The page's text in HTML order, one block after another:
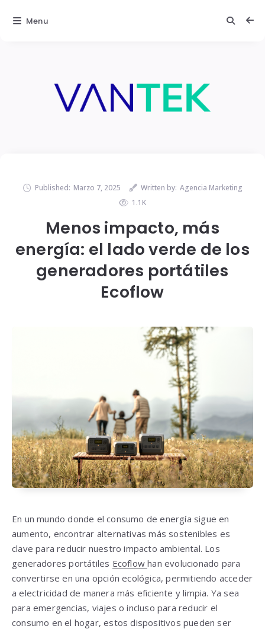
Published: Marzo 7, 2025 Written by: Agencia Marketing
1.1K
Menos impacto, más
energía: el lado verde de los
generadores portátiles
Ecoflow
En un mundo donde el consumo de energía sigue en
aumento, encontrar alternativas más sostenibles es
clave para reducir nuestro impacto ambiental. Los
generadores portátiles Ecoflowhan evolucionado para
convertirse en una opción ecológica, permitiendo acceder
a electricidad de manera más eficiente y limpia. Ya sea
para emergencias, viajes o incluso para reducir el
consumo en el hogar, estos dispositivos pueden ser
Menu